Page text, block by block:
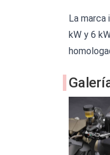
La marca
kW y 6